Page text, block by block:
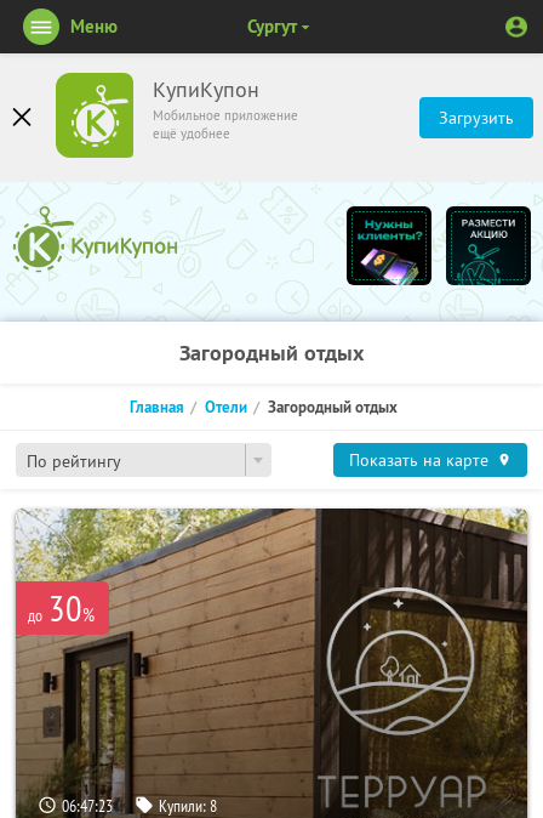
КупиКупон
Мобильное приложение
ещё удобнее
Загрузить
Меню Сургут
Загородный отдых
По рейтингу
Главная Отели Загородный отдых
Показать на карте
до 30%
06:47:21 Купили:8